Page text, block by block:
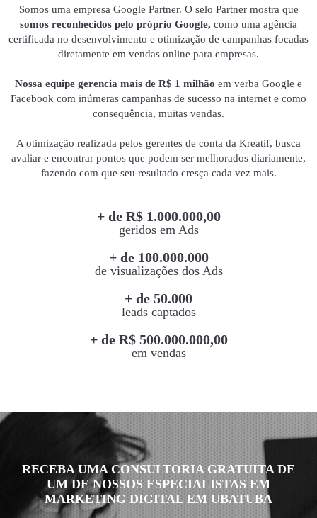
Somos uma empresa Google Partner. O selo Partner mostra que
somos reconhecidos pelo próprio Google, como uma agência
certificada no desenvolvimento e otimização de campanhas focadas
diretamente em vendas online para empresas.
Nossa equipe gerencia mais de R$ 1 milhão em verba Google e
Facebook com inúmeras campanhas de sucesso na internet e como
consequência, muitas vendas.
A otimização realizada pelos gerentes de conta da Kreatif, busca
avaliar e encontrar pontos que podem ser melhorados diariamente,
fazendo com que seu resultado cresça cada vez mais.
+ de R$ 1.000.000,00
geridos em Ads
+ de 100.000.000
de visualizações dos Ads
+ de 50.000
leads captados
+ de R$ 500.000.000,00
em vendas
RECEBA UMA CONSULTORIA GRATUITA DE
UM DE NOSSOS ESPECIALISTAS EM
MARKETING DIGITAL EM UBATUBA